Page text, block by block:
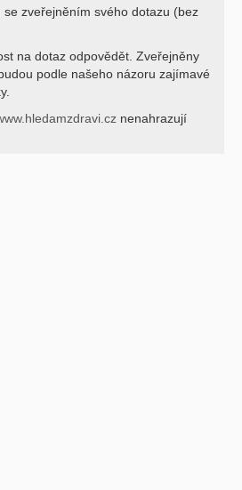
zveřejněním svého dotazu (bez
na dotaz odpovědět. Zveřejněny
podle našeho názoru zajímavé
nenahrazují